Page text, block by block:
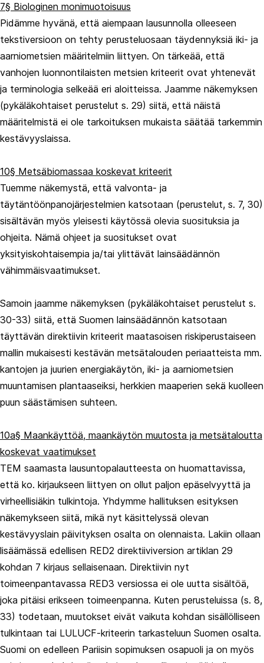
7§ Biologinen monimuotoisuus
Pidämme hyvänä, että aiempaan lausunnolla olleeseen
tekstiversioon on tehty perusteluosaan täydennyksiä iki- ja
aarniometsien määritelmiin liittyen. On tärkeää, että
vanhojen luonnontilaisten metsien kriteerit ovat yhtenevät
ja terminologia selkeää eri aloitteissa. Jaamme näkemyksen
(pykäläkohtaiset perustelut s. 29) siitä, että näistä
määritelmistä ei ole tarkoituksen mukaista säätää tarkemmin
kestävyyslaissa.
10§ Metsäbiomassaa koskevat kriteerit
Tuemme näkemystä, että valvonta- ja
täytäntöönpanojärjestelmien katsotaan (perustelut, s. 7, 30)
sisältävän myös yleisesti käytössä olevia suosituksia ja
ohjeita. Nämä ohjeet ja suositukset ovat
yksityiskohtaisempia ja/tai ylittävät lainsäädännön
vähimmäisvaatimukset.
Samoin jaamme näkemyksen (pykäläkohtaiset perustelut s.
30-33) siitä, että Suomen lainsäädännön katsotaan
täyttävän direktiivin kriteerit maatasoisen riskiperustaiseen
mallin mukaisesti kestävän metsätalouden periaatteista mm.
kantojen ja juurien energiakäytön, iki- ja aarniometsien
muuntamisen plantaaseiksi, herkkien maaperien sekä kuolleen
puun säästämisen suhteen.
10a§ Maankäyttöä, maankäytön muutosta ja metsätaloutta
koskevat vaatimukset
TEM saamasta lausuntopalautteesta on huomattavissa,
että ko. kirjaukseen liittyen on ollut paljon epäselvyyttä ja
virheellisiäkin tulkintoja. Yhdymme hallituksen esityksen
näkemykseen siitä, mikä nyt käsittelyssä olevan
kestävyyslain päivityksen osalta on olennaista. Lakiin ollaan
lisäämässä edellisen RED2 direktiiviversion artiklan 29
kohdan 7 kirjaus sellaisenaan. Direktiivin nyt
toimeenpantavassa RED3 versiossa ei ole uutta sisältöä,
joka pitäisi erikseen toimeenpanna. Kuten perusteluissa (s. 8,
33) todetaan, muutokset eivät vaikuta kohdan sisällölliseen
tulkintaan tai LULUCF-kriteerin tarkasteluun Suomen osalta.
Suomi on edelleen Pariisin sopimuksen osapuoli ja on myös